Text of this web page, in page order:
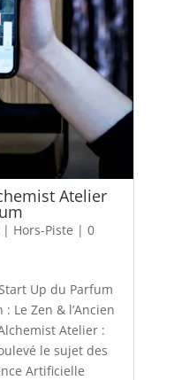
Atelier
Hors-Piste | 0
Up du Parfum
Le Zen & l’Ancien
Atelier :
le sujet des
Artificielle